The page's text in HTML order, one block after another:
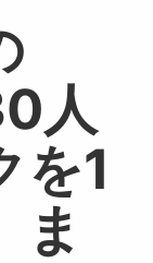
人
を1
ま